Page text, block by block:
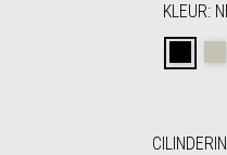
KLEUR: